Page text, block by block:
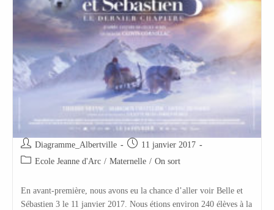
Diagramme_Albertville
11 janvier 2017
Ecole Jeanne d'Arc / Maternelle / On sort
En avant-première, nous avons eu la chance d’aller voir Belle et
Sébastien 3 le 11 janvier 2017. Nous étions environ 240 élèves à la